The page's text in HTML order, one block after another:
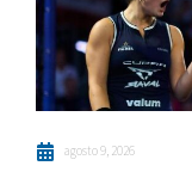
agosto 9, 2026